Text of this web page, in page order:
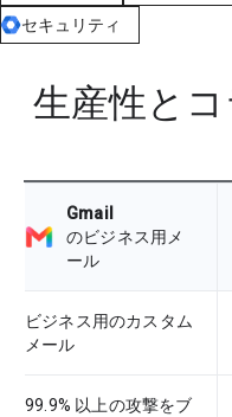
セキュリティ
生産性と
Gmail
のビジネス用メ
ール
ビジネス用のカスタム
メール
99.9% 以上の攻撃をブ